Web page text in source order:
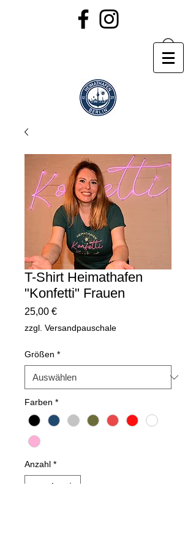
T-Shirt Heimathafen
"Konfetti" Frauen
25,00 €Preis
zzgl. Versandpauschale
Größen *
Farben *
Anzahl *